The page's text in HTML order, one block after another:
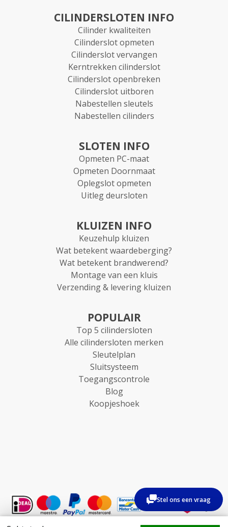
Stel ons een vraag
CILINDERSLOTEN INFO
Cilinder kwaliteiten
Cilinderslot opmeten
Cilinderslot vervangen
Kerntrekken cilinderslot
Cilinderslot openbreken
Cilinderslot uitboren
Nabestellen sleutels
Nabestellen cilinders
SLOTEN INFO
Opmeten PC-maat
Opmeten Doornmaat
Oplegslot opmeten
Uitleg deursloten
KLUIZEN INFO
Keuzehulp kluizen
Wat betekent waardeberging?
Wat betekent brandwerend?
Montage van een kluis
Verzending & levering kluizen
POPULAIR
Top 5 cilindersloten
Alle cilindersloten merken
Sleutelplan
Sluitsysteem
Toegangscontrole
Blog
Koopjeshoek